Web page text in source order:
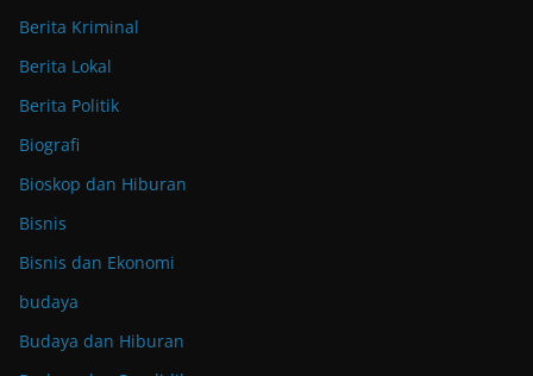
Berita Kriminal
Berita Lokal
Berita Politik
Biografi
Bioskop dan Hiburan
Bisnis
Bisnis dan Ekonomi
budaya
Budaya dan Hiburan